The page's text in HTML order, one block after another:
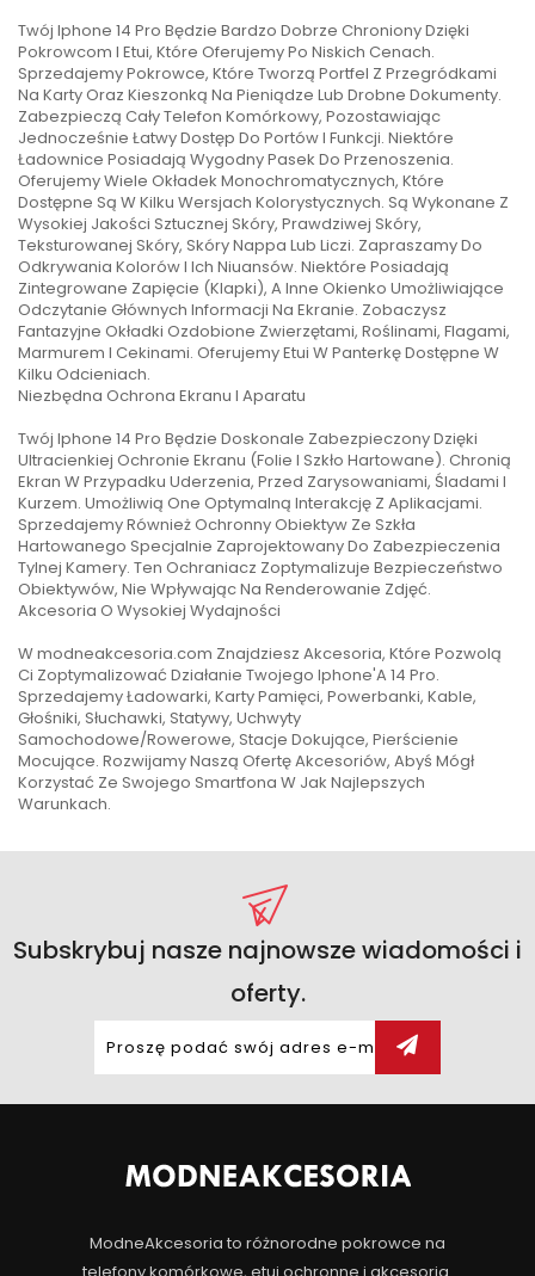
Twój Iphone 14 Pro Będzie Bardzo Dobrze Chroniony Dzięki
Pokrowcom I Etui, Które Oferujemy Po Niskich Cenach.
Sprzedajemy Pokrowce, Które Tworzą Portfel Z Przegródkami
Na Karty Oraz Kieszonką Na Pieniądze Lub Drobne Dokumenty.
Zabezpieczą Cały Telefon Komórkowy, Pozostawiając
Jednocześnie Łatwy Dostęp Do Portów I Funkcji. Niektóre
Ładownice Posiadają Wygodny Pasek Do Przenoszenia.
Oferujemy Wiele Okładek Monochromatycznych, Które
Dostępne Są W Kilku Wersjach Kolorystycznych. Są Wykonane Z
Wysokiej Jakości Sztucznej Skóry, Prawdziwej Skóry,
Teksturowanej Skóry, Skóry Nappa Lub Liczi. Zapraszamy Do
Odkrywania Kolorów I Ich Niuansów. Niektóre Posiadają
Zintegrowane Zapięcie (Klapki), A Inne Okienko Umożliwiające
Odczytanie Głównych Informacji Na Ekranie. Zobaczysz
Fantazyjne Okładki Ozdobione Zwierzętami, Roślinami, Flagami,
Marmurem I Cekinami. Oferujemy Etui W Panterkę Dostępne W
Kilku Odcieniach.
Niezbędna Ochrona Ekranu I Aparatu
Twój Iphone 14 Pro Będzie Doskonale Zabezpieczony Dzięki
Ultracienkiej Ochronie Ekranu (Folie I Szkło Hartowane). Chronią
Ekran W Przypadku Uderzenia, Przed Zarysowaniami, Śladami I
Kurzem. Umożliwią One Optymalną Interakcję Z Aplikacjami.
Sprzedajemy Również Ochronny Obiektyw Ze Szkła
Hartowanego Specjalnie Zaprojektowany Do Zabezpieczenia
Tylnej Kamery. Ten Ochraniacz Zoptymalizuje Bezpieczeństwo
Obiektywów, Nie Wpływając Na Renderowanie Zdjęć.
Akcesoria O Wysokiej Wydajności
W modneakcesoria.com Znajdziesz Akcesoria, Które Pozwolą
Ci Zoptymalizować Działanie Twojego Iphone'A 14 Pro.
Sprzedajemy Ładowarki, Karty Pamięci, Powerbanki, Kable,
Głośniki, Słuchawki, Statywy, Uchwyty
Samochodowe/Rowerowe, Stacje Dokujące, Pierścienie
Mocujące. Rozwijamy Naszą Ofertę Akcesoriów, Abyś Mógł
Korzystać Ze Swojego Smartfona W Jak Najlepszych
Warunkach.
Subskrybuj nasze najnowsze wiadomości i
oferty.
ModneAkcesoria to różnorodne pokrowce na